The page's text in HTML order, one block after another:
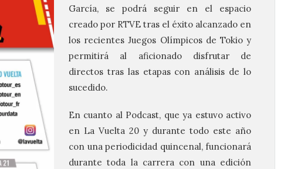
García, se podrá seguir en el espacio
creado por RTVE tras el éxito alcanzado en
los recientes Juegos Olímpicos de Tokio y
permitirá al aficionado disfrutar de
directos tras las etapas con análisis de lo
sucedido.
En cuanto al Podcast, que ya estuvo activo
en La Vuelta 20 y durante todo este año
con una periodicidad quincenal, funcionará
durante toda la carrera con una edición